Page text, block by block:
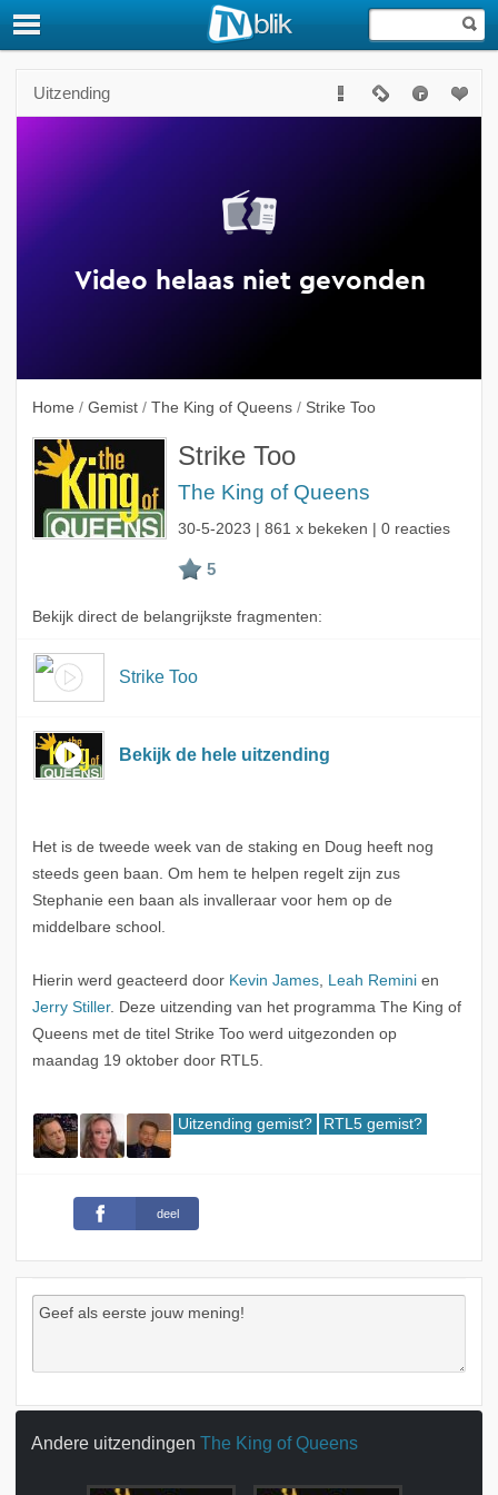
Uitzending
Home / Gemist / The King of Queens / Strike Too
Strike Too
The King of Queens
30-5-2023 | 861 x bekeken | 0 reacties
Bekijk direct de belangrijkste fragmenten:
Strike Too
Bekijk de hele uitzending
Het is de tweede week van de staking en Doug heeft nog
steeds geen baan. Om hem te helpen regelt zijn zus
Stephanie een baan als invalleraar voor hem op de
middelbare school.
Hierin werd geacteerd door Kevin James, Leah Reminien
Jerry Stiller. Deze uitzending van het programma The King of
Queens met de titel Strike Too werd uitgezonden op
maandag 19 oktober door RTL5.
Uitzending gemist? RTL5 gemist?
deel
Andere uitzendingen The King of Queens